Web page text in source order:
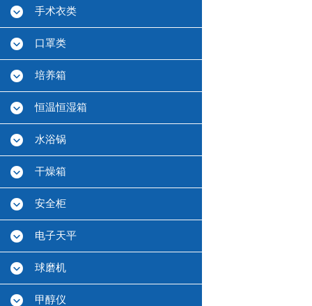
手术衣类
口罩类
培养箱
恒温恒湿箱
水浴锅
干燥箱
安全柜
电子天平
球磨机
甲醇仪